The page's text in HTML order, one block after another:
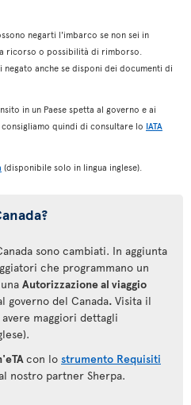
negarti l'imbarco se non sei in
ricorso o possibilità di rimborso.
negato anche se disponi dei documenti di
in un Paese spetta al governo e ai
quindi di consultare lo IATA
(disponibile solo in lingua inglese).
sono cambiati. In aggiunta
che programmano un
Autorizzazione al viaggio
governo del Canada. Visita il
maggiori dettagli
con lo strumento Requisiti
nostro partner Sherpa.